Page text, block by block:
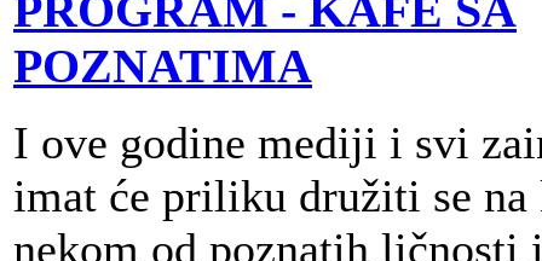
POZNATIMA
I ove godine mediji i svi
imat će priliku družiti se na
nekom od poznatih ličnosti